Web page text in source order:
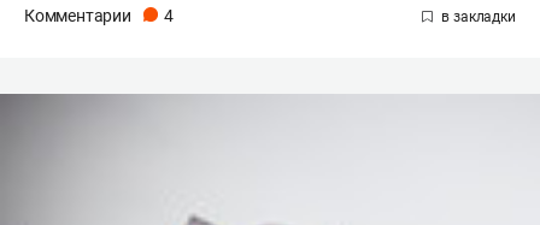
Комментарии 4